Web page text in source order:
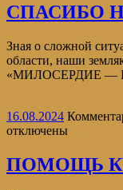
СПАСИБО
Зная о сложной
области, наши
«МИЛОСЕРДИЕ —
16.08.2024
отключены
ПОМОЩЬ